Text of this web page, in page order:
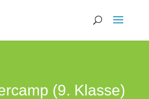
(9. Klasse)